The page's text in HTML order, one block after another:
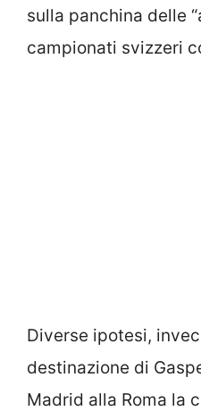
sulla panchina delle
campionati svizzeri
Diverse ipotesi,
destinazione di
Madrid alla Roma la